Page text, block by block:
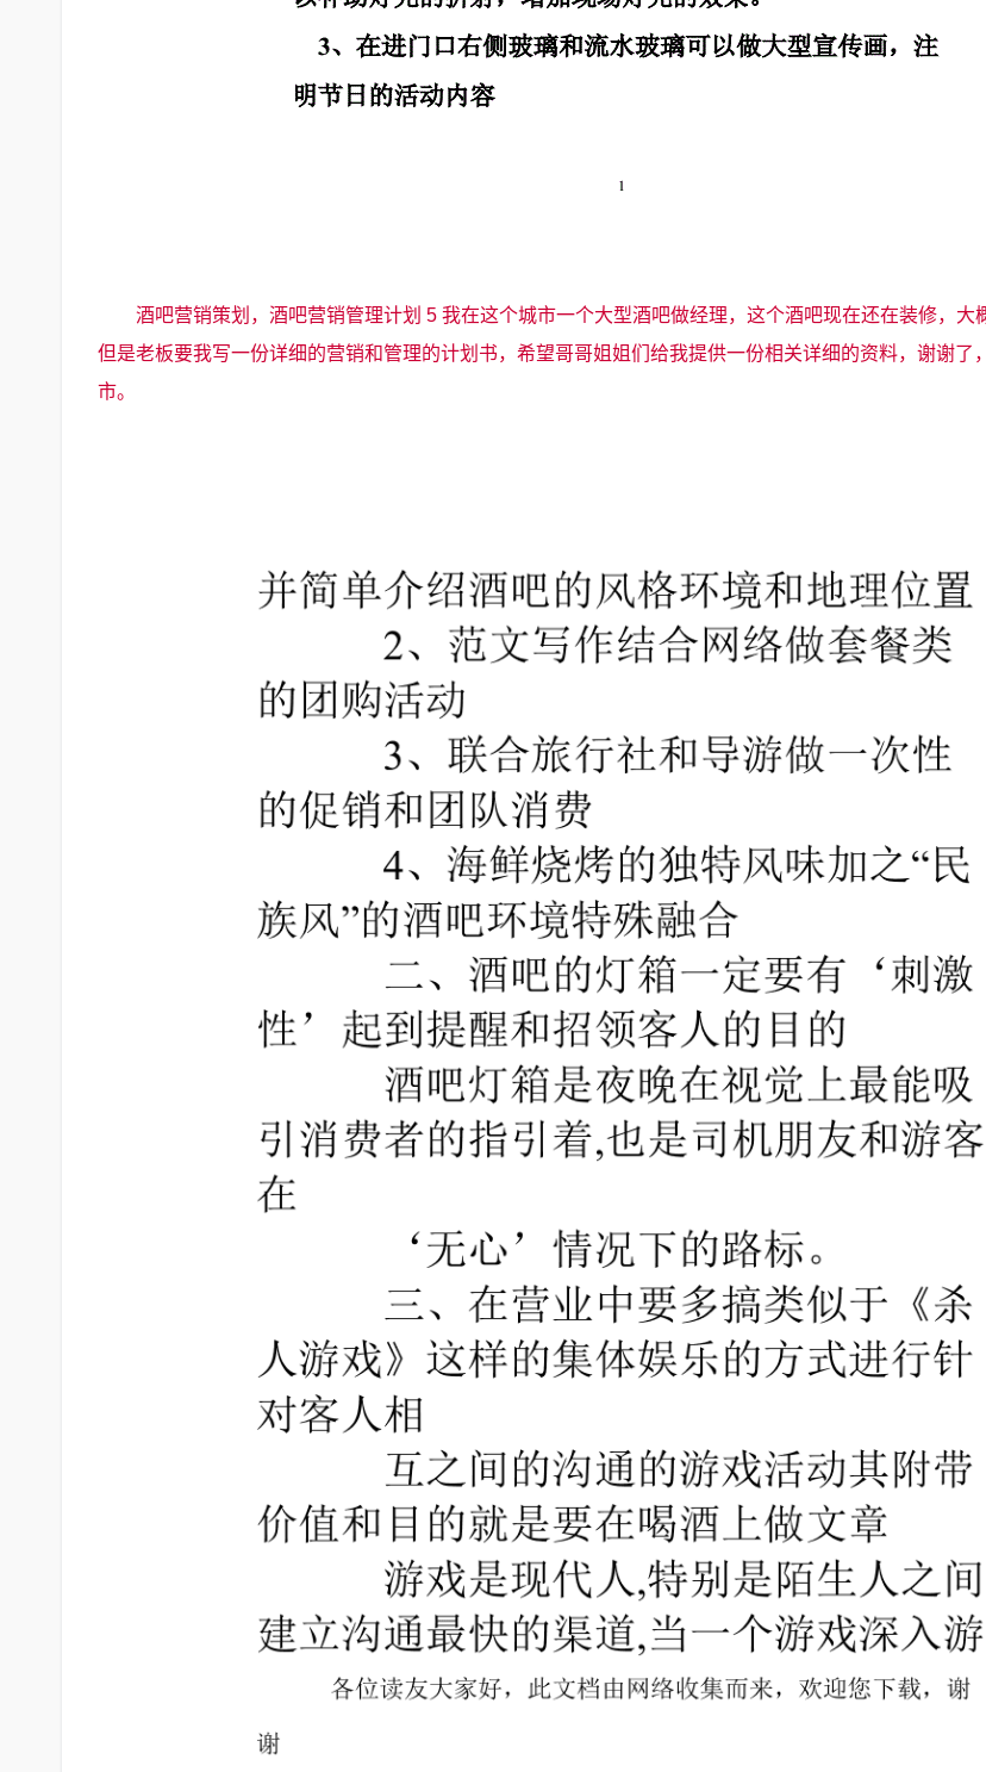
酒吧营销策划，酒吧营销管理计划 5 我在这个城市一个大型酒吧做经理，这个酒吧现在还在装修，大
但是老板要我写一份详细的营销和管理的计划书，希望哥哥姐姐们给我提供一份相关详细的资料，谢谢了
市。